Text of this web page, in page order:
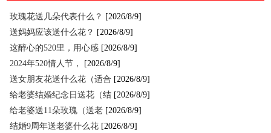
玫瑰花送几朵代表什么？ [2026/8/9]
送妈妈应该送什么花？ [2026/8/9]
这醉心的520里，用心感 [2026/8/9]
2024年520情人节，
[2026/8/9]
送女朋友花送什么花（适合 [2026/8/9]
给老婆结婚纪念日送花（结 [2026/8/9]
给老婆送11朵玫瑰（送老 [2026/8/9]
结婚9周年送老婆什么花 [2026/8/9]